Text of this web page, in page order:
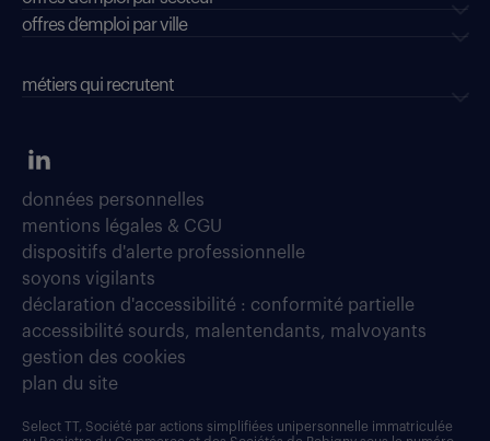
offres d’emploi par ville
métiers qui recrutent
données personnelles
mentions légales & CGU
dispositifs d'alerte professionnelle
soyons vigilants
déclaration d'accessibilité : conformité partielle
accessibilité sourds, malentendants, malvoyants
gestion des cookies
plan du site
Select TT, Société par actions simplifiées unipersonnelle immatriculée